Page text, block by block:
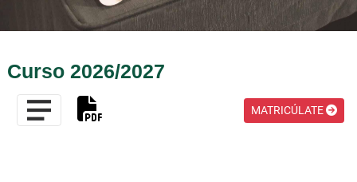
Curso 2026/2027
MATRICÚLATE